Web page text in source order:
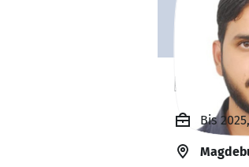
Hamza
Bis